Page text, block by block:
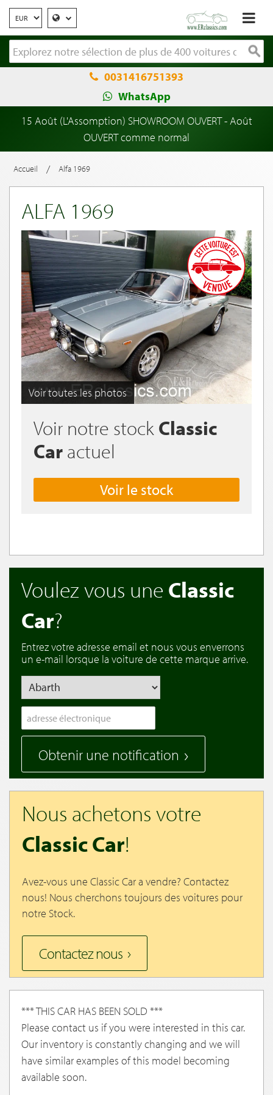
0031416751393
WhatsApp
15 Août (L'Assomption) SHOWROOM OUVERT - Août
OUVERT comme normal
Accueil / Alfa 1969
ALFA 1969
Voir toutes les photos
Voir notre stock Classic
Car actuel
Voir le stock
Voulez vous une Classic
Car?
Entrez votre adresse email et nous vous enverrons
un e-mail lorsque la voiture de cette marque arrive.
Obtenir une notification
Nous achetons votre
Classic Car!
Avez-vous une Classic Car a vendre? Contactez
nous! Nous cherchons toujours des voitures pour
notre Stock.
Contactez nous
*** THIS CAR HAS BEEN SOLD ***
Please contact us if you were interested in this car.
Our inventory is constantly changing and we will
have similar examples of this model becoming
available soon.